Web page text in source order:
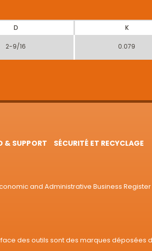
D
K
2-9/16 0.079
& SUPPORT
SÉCURITÉ ET RECYCLAGE
and Administrative Business Register
des outils sont des marques déposées